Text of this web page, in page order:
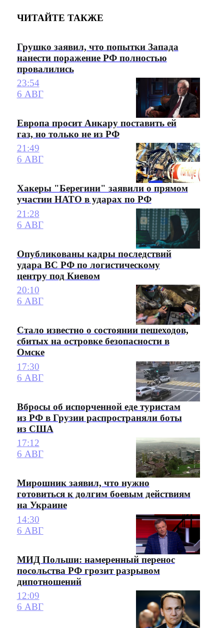
ЧИТАЙТЕ ТАКЖЕ
Грушко заявил, что попытки Запада
нанести поражение РФ полностью
провалились
23:54
6 АВГ
Европа просит Анкару поставить ей
газ, но только не из РФ
21:49
6 АВГ
Хакеры "Берегини" заявили о прямом
участии НАТО в ударах по РФ
21:28
6 АВГ
Опубликованы кадры последствий
удара ВС РФ по логистическому
центру под Киевом
20:10
6 АВГ
Стало известно о состоянии пешеходов,
сбитых на островке безопасности в
Омске
17:30
6 АВГ
Вбросы об испорченной еде туристам
из РФ в Грузии распространяли боты
из США
17:12
6 АВГ
Мирошник заявил, что нужно
готовиться к долгим боевым действиям
на Украине
14:30
6 АВГ
МИД Польши: намеренный перенос
посольства РФ грозит разрывом
дипотношений
12:09
6 АВГ